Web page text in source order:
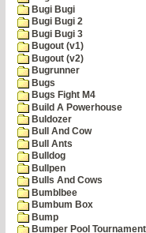
Bugi Bugi
Bugi Bugi 2
Bugi Bugi 3
Bugout (v1)
Bugout (v2)
Bugrunner
Bugs
Bugs Fight M4
Build A Powerhouse
Buldozer
Bull And Cow
Bull Ants
Bulldog
Bullpen
Bulls And Cows
Bumblbee
Bumbum Box
Bump
Bumper Pool Tournament